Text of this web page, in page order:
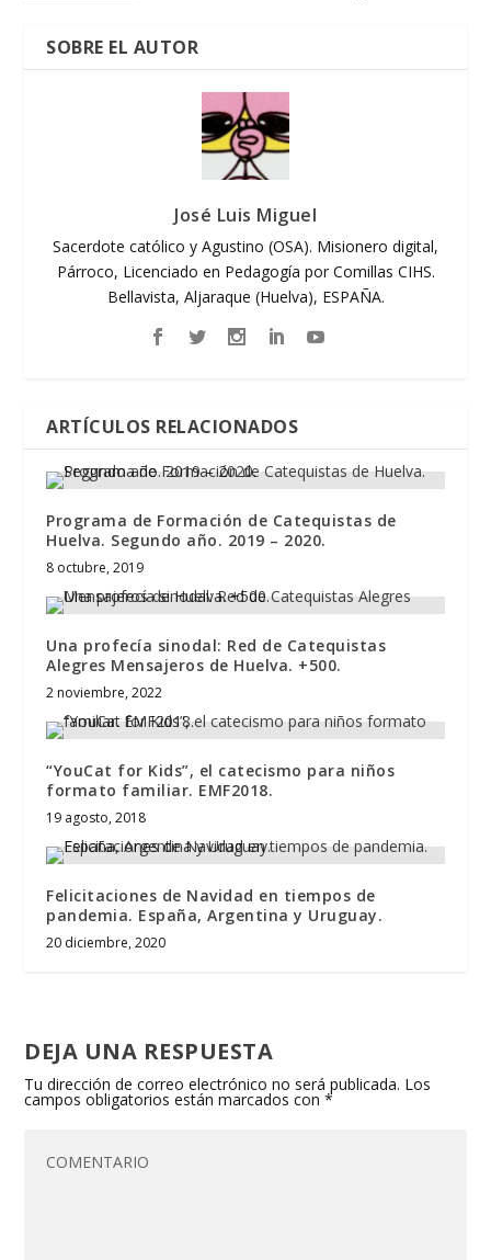
SOBRE EL AUTOR
José Luis Miguel
Sacerdote católico y Agustino (OSA). Misionero digital,
Párroco, Licenciado en Pedagogía por Comillas CIHS.
Bellavista, Aljaraque (Huelva), ESPAÑA.
ARTÍCULOS RELACIONADOS
Programa de Formación de Catequistas de
Huelva. Segundo año. 2019 – 2020.
8 octubre, 2019
Una profecía sinodal: Red de Catequistas
Alegres Mensajeros de Huelva. +500.
2 noviembre, 2022
“YouCat for Kids”, el catecismo para niños
formato familiar. EMF2018.
19 agosto, 2018
Felicitaciones de Navidad en tiempos de
pandemia. España, Argentina y Uruguay.
20 diciembre, 2020
DEJA UNA RESPUESTA
Tu dirección de correo electrónico no será publicada. Los
campos obligatorios están marcados con*